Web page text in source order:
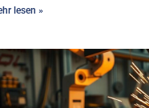
lesen »